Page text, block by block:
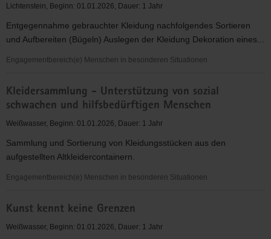
Bereich
Annaberg
Lichtenstein, Beginn: 01.01.2026, Dauer: 1 Jahr
Entgegennahme gebrauchter Kleidung nachfolgendes Sortieren
und Aufbereiten (Bügeln) Auslegen der Kleidung Dekoration eines...
Engagementbereich(e) Menschen in besonderen Situationen
Kleidersammlung - Unterstützung von sozial
schwachen und hilfsbedürftigen Menschen
Weißwasser, Beginn: 01.01.2026, Dauer: 1 Jahr
Sammlung und Sortierung von Kleidungsstücken aus den
aufgestellten Altkleidercontainern.
Engagementbereich(e) Menschen in besonderen Situationen
-
Unterstützung
Kunst kennt keine Grenzen
Weißwasser, Beginn: 01.01.2026, Dauer: 1 Jahr